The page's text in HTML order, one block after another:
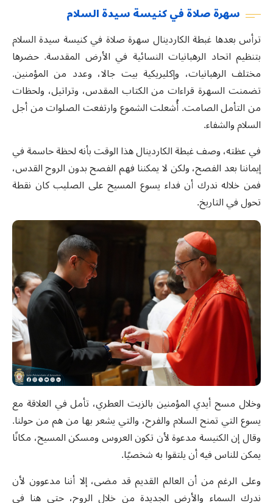
سهرة صلاة في كنيسة سيدة السلام
ترأس بعدها غبطة الكاردينال سهرة صلاة في كنيسة سيدة السلام
بتنظيماتحاد الرهبانيات النسائية في الأرض المقدسة. حضرها
مختلف الرهبانيات، وإكليريكية بيت جالا، وعدد من المؤمنين.
تضمنت السهرة قراءات من الكتاب المقدس، وتراتيل، ولحظات
من التأمل الصامت.أُشعلت الشموع وارتفعت الصلوات من أجل
السلام والشفاء.
في عظته، وصف غبطة الكاردينال هذا الوقت بأنه لحظة حاسمة في
إيماننا بعد الفصح، ولكن لا يمكننا فهم الفصح بدون الروح القدس،
فمن خلاله ندرك أن فداء يسوع المسيح على الصليب كان نقطة
تحول في التاريخ.
وخلال مسح أيدي المؤمنين بالزيت العطري، تأمل في العلاقة مع
يسوع التي تمنح السلام والفرح، والتي يشعر بها من هم من حولنا.
وقال إن الكنيسة مدعوة لأن تكون العروس ومسكن المسيح، مكانًا
يمكن للناس فيه أن يلتقوا به شخصيًا.
وعلى الرغم من أن العالم القديم قد مضى، إلا أننا مدعوون لأن
ندرك السماء والأرض الجديدة من خلال الروح، حتى هنا في